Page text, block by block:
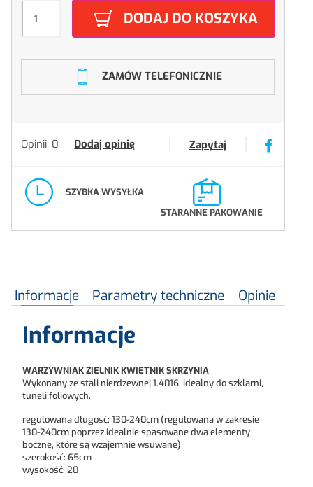
DODAJ DO KOSZYKA
ZAMÓW TELEFONICZNIE
Opinii: 0 Dodaj opinię Zapytaj
SZYBKA WYSYŁKA
STARANNE PAKOWANIE
Informacje Parametry techniczne Opinie
Informacje
WARZYWNIAK ZIELNIK KWIETNIK SKRZYNIA
Wykonany ze stali nierdzewnej 1.4016, idealny do szklarni,
tuneli foliowych.
regulowana długość: 130-240cm (regulowana w zakresie
130-240cm poprzez idealnie spasowane dwa elementy
boczne, które są wzajemnie wsuwane)
szerokość: 65cm
wysokość: 20